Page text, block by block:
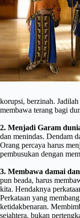
korupsi, berzinah.
membawa terang bagi
2. Menjadi Garam
dan menindas. Dendam
Orang percaya harus
pembusukan dengan
3. Membawa damai
pun beada, harus
kita. Hendaknya
Perkataan yang
ketidakbenaran.
sejahtera, bukan